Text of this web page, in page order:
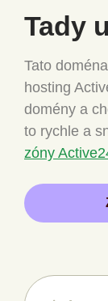
Tady
Tato
hosting
domény a
to rychle a
zóny